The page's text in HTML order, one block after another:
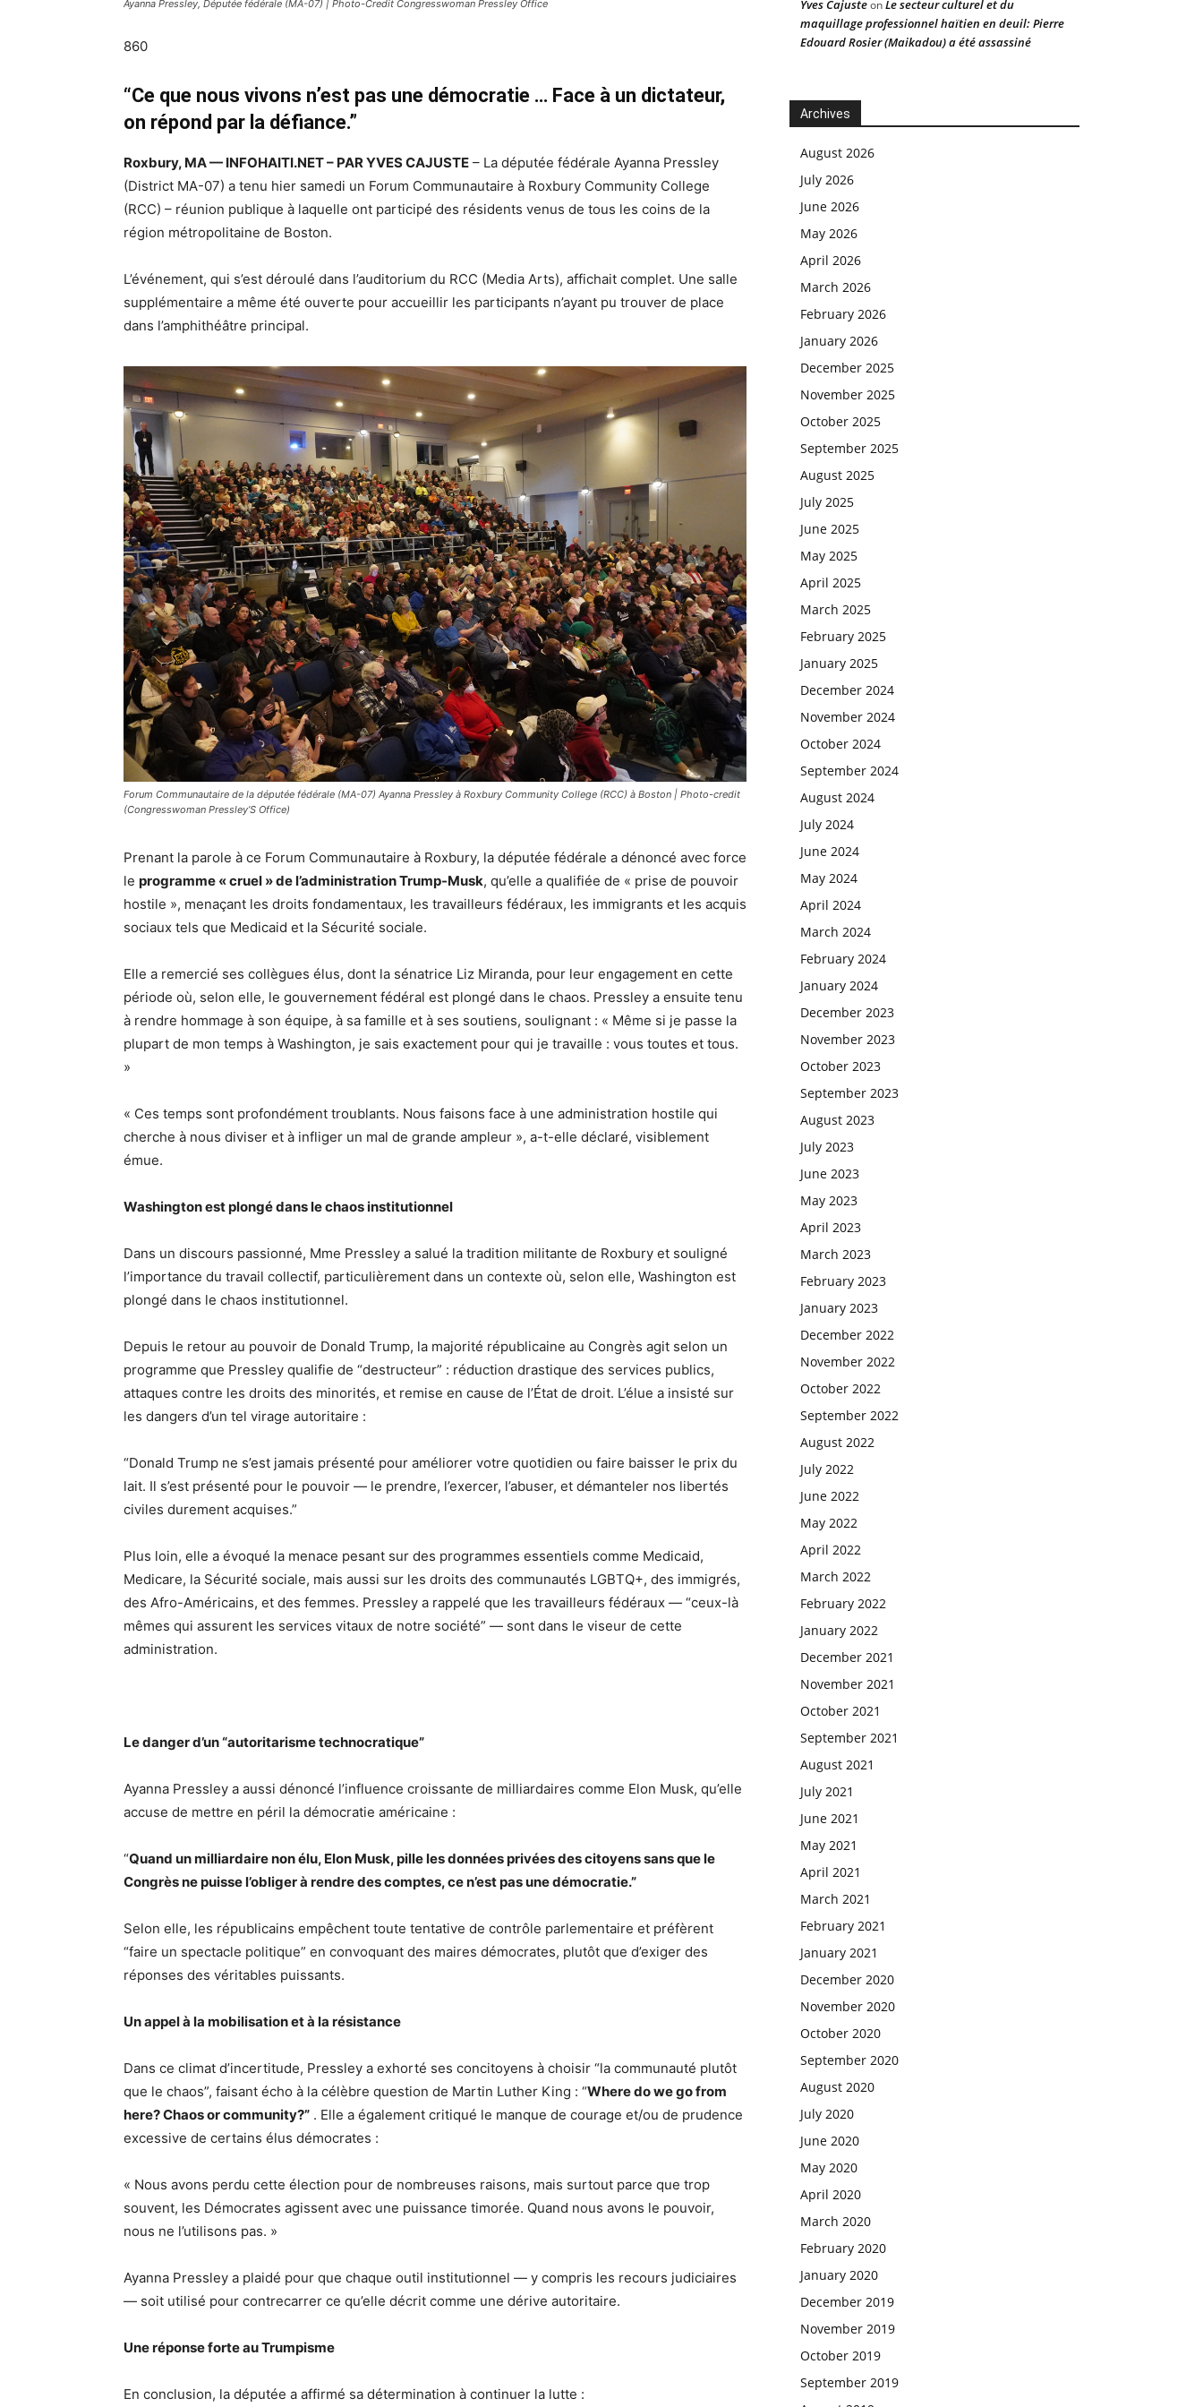
Ayanna Pressley, Députée fédérale (MA-07) | Photo-Credit Congresswoman Pressley Office
860
“Ce que nous vivons n’est pas une démocratie … Face à un dictateur,
on répond par la défiance.”
Roxbury, MA — INFOHAITI.NET – PAR YVES CAJUSTE – La députée fédérale Ayanna Pressley
(District MA-07) a tenu hier samedi un Forum Communautaire à Roxbury Community College
(RCC) – réunion publique à laquelle ont participé des résidents venus de tous les coins de la
région métropolitaine de Boston.
L’événement, qui s’est déroulé dans l’auditorium du RCC (Media Arts), affichait complet. Une salle
supplémentaire a même été ouverte pour accueillir les participants n’ayant pu trouver de place
dans l’amphithéâtre principal.
Forum Communautaire de la députée fédérale (MA-07) Ayanna Pressley à Roxbury Community College (RCC) à Boston | Photo-credit
(Congresswoman Pressley’S Office)
Prenant la parole à ce Forum Communautaire à Roxbury, la députée fédérale a dénoncé avec force
le programme « cruel » de l’administration Trump-Musk, qu’elle a qualifiée de « prise de pouvoir
hostile », menaçant les droits fondamentaux, les travailleurs fédéraux, les immigrants et les acquis
sociaux tels que Medicaid et la Sécurité sociale.
Elle a remercié ses collègues élus, dont la sénatrice Liz Miranda, pour leur engagement en cette
période où, selon elle, le gouvernement fédéral est plongé dans le chaos. Pressley a ensuite tenu
à rendre hommage à son équipe, à sa famille et à ses soutiens, soulignant : « Même si je passe la
plupart de mon temps à Washington, je sais exactement pour qui je travaille : vous toutes et tous.
»
« Ces temps sont profondément troublants. Nous faisons face à une administration hostile qui
cherche à nous diviser et à infliger un mal de grande ampleur », a-t-elle déclaré, visiblement
émue.
Washington est plongé dans le chaos institutionnel
Dans un discours passionné, Mme Pressley a salué la tradition militante de Roxbury et souligné
l’importance du travail collectif, particulièrement dans un contexte où, selon elle, Washington est
plongé dans le chaos institutionnel.
Depuis le retour au pouvoir de Donald Trump, la majorité républicaine au Congrès agit selon un
programme que Pressley qualifie de “destructeur” : réduction drastique des services publics,
attaques contre les droits des minorités, et remise en cause de l’État de droit. L’élue a insisté sur
les dangers d’un tel virage autoritaire :
“Donald Trump ne s’est jamais présenté pour améliorer votre quotidien ou faire baisser le prix du
lait. Il s’est présenté pour le pouvoir — le prendre, l’exercer, l’abuser, et démanteler nos libertés
civiles durement acquises.”
Plus loin, elle a évoqué la menace pesant sur des programmes essentiels comme Medicaid,
Medicare, la Sécurité sociale, mais aussi sur les droits des communautés LGBTQ+, des immigrés,
des Afro-Américains, et des femmes. Pressley a rappelé que les travailleurs fédéraux — “ceux-là
mêmes qui assurent les services vitaux de notre société” — sont dans le viseur de cette
administration.
Le danger d’un “autoritarisme technocratique”
Ayanna Pressley a aussi dénoncé l’influence croissante de milliardaires comme Elon Musk, qu’elle
accuse de mettre en péril la démocratie américaine :
“Quand un milliardaire non élu, Elon Musk, pille les données privées des citoyens sans que le
Congrès ne puisse l’obliger à rendre des comptes, ce n’est pas une démocratie.”
Selon elle, les républicains empêchent toute tentative de contrôle parlementaire et préfèrent
“faire un spectacle politique” en convoquant des maires démocrates, plutôt que d’exiger des
réponses des véritables puissants.
Un appel à la mobilisation et à la résistance
Dans ce climat d’incertitude, Pressley a exhorté ses concitoyens à choisir “la communauté plutôt
que le chaos”, faisant écho à la célèbre question de Martin Luther King : “Where do we go from
here? Chaos or community?” . Elle a également critiqué le manque de courage et/ou de prudence
excessive de certains élus démocrates :
« Nous avons perdu cette élection pour de nombreuses raisons, mais surtout parce que trop
souvent, les Démocrates agissent avec une puissance timorée. Quand nous avons le pouvoir,
nous ne l’utilisons pas. »
Ayanna Pressley a plaidé pour que chaque outil institutionnel — y compris les recours judiciaires
— soit utilisé pour contrecarrer ce qu’elle décrit comme une dérive autoritaire.
Une réponse forte au Trumpisme
En conclusion, la députée a affirmé sa détermination à continuer la lutte :
Yves CajusteonLe secteur culturel et du
maquillage professionnel haïtien en deuil: Pierre
Edouard Rosier (Maikadou) a été assassiné
Archives
August 2026
July 2026
June 2026
May 2026
April 2026
March 2026
February 2026
January 2026
December 2025
November 2025
October 2025
September 2025
August 2025
July 2025
June 2025
May 2025
April 2025
March 2025
February 2025
January 2025
December 2024
November 2024
October 2024
September 2024
August 2024
July 2024
June 2024
May 2024
April 2024
March 2024
February 2024
January 2024
December 2023
November 2023
October 2023
September 2023
August 2023
July 2023
June 2023
May 2023
April 2023
March 2023
February 2023
January 2023
December 2022
November 2022
October 2022
September 2022
August 2022
July 2022
June 2022
May 2022
April 2022
March 2022
February 2022
January 2022
December 2021
November 2021
October 2021
September 2021
August 2021
July 2021
June 2021
May 2021
April 2021
March 2021
February 2021
January 2021
December 2020
November 2020
October 2020
September 2020
August 2020
July 2020
June 2020
May 2020
April 2020
March 2020
February 2020
January 2020
December 2019
November 2019
October 2019
September 2019